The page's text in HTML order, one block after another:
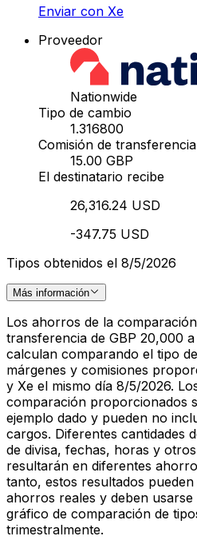
Enviar con Xe
Proveedor
Nationwide
Tipo de cambio
1.316800
Comisión de transferencia
15.00 GBP
El destinatario recibe
26,316.24 USD
-347.75 USD
Tipos obtenidos el 8/5/2026
Más información
Los ahorros de la
transferencia de GBP 20,000
calculan comparando el tipo
márgenes y comisiones
y Xe el mismo día 8/5/2026.
comparación proporcionados
ejemplo dado y pueden no
cargos. Diferentes cantidades
de divisa, fechas, horas y
resultarán en diferentes
tanto, estos resultados
ahorros reales y deben
gráfico de comparación de
trimestralmente.